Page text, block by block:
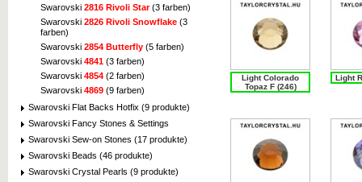
Swarovski 2816 Rivoli Star(3 farben)
Swarovski 2826 Rivoli Snowflake (3
farben)
Swarovski 2854 Butterfly (5 farben)
Swarovski 4841 (3 farben)
Swarovski 4854 (2 farben)
Swarovski 4869 (9 farben)
Swarovski Flat Backs Hotfix (9 produkte)
Swarovski Fancy Stones & Settings
Swarovski Sew-on Stones (17 produkte)
Swarovski Beads (46 produkte)
Swarovski Crystal Pearls (9 produkte)
Light Colorado
Topaz F (246)
Light